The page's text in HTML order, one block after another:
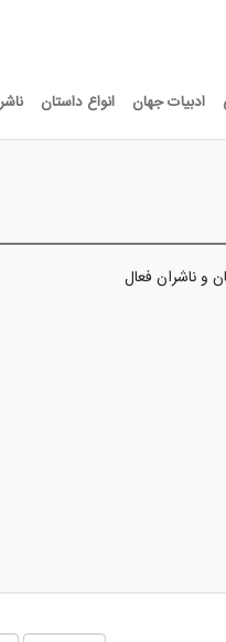
ادبیات جهان انواع داستان
و ناشران فعال